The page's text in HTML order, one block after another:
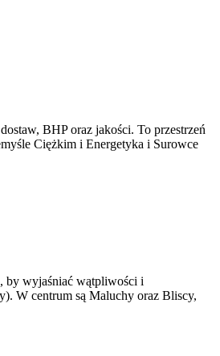
BHP oraz jakości. To przestrzeń
Ciężkim i Energetyka i Surowce
by wyjaśniać wątpliwości i
W centrum są Maluchy oraz Bliscy,